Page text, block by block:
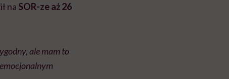
na SOR-ze aż 26
ale mam to